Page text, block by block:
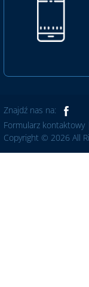
Znajdź nas na:
Formularz kontaktowy|
Copyright © 2026 All